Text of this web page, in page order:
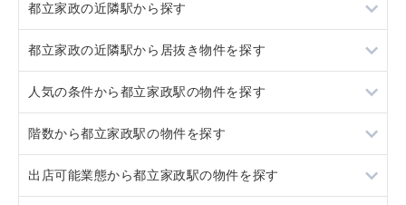
都立家政の近隣駅から探す
鷺ノ宮
野方
下井草
沼袋
都立家政の近隣駅から居抜き物件を探す
鷺ノ宮
野方
下井草
人気の条件から都立家政駅の物件を探す
居抜き
スケルトン
階数から都立家政駅の物件を探す
地下
出店可能業態から都立家政駅の物件を探す